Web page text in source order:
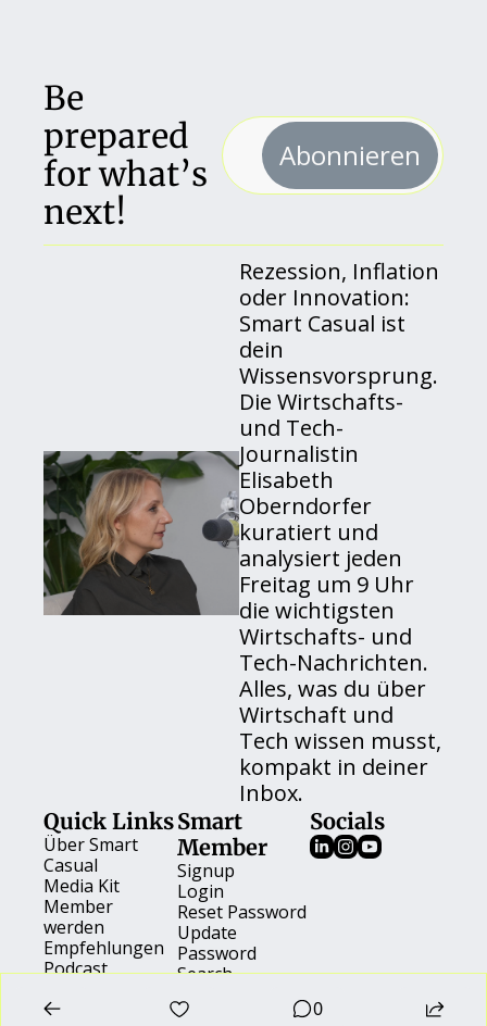
Be
prepared
for what’s
next!
Abonnieren
Rezession, Inflation
oder Innovation:
Smart Casual ist
dein
Wissensvorsprung.
Die Wirtschafts-
und Tech-
Journalistin
Elisabeth
Oberndorfer
kuratiert und
analysiert jeden
Freitag um 9 Uhr
die wichtigsten
Wirtschafts- und
Tech-Nachrichten.
Alles, was du über
Wirtschaft und
Tech wissen musst,
kompakt in deiner
Inbox.
Quick Links
Über Smart
Casual
Media Kit
Member
werden
Empfehlungen
Podcast
Smart
Member
Signup
Login
Reset Password
Update
Password
Search
Socials
0